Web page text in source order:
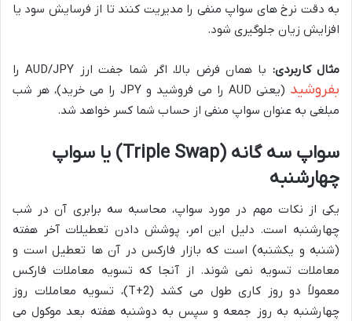
به دقت نرخ های سواپ منفی را مدیریت کنند تا از فرسایش سود یا
افزایش زیان جلوگیری شود.
مثال کاربردی: با همان فرض بالا، اگر شما جفت ارز AUD/JPY را
بفروشید
(یعنی AUD را می فروشید و JPY را می خرید)، هر شب
مبلغی به عنوان سواپ منفی از حساب شما کسر خواهد شد.
سواپ سه گانه (Triple Swap) یا سواپ
چهارشنبه
یکی از نکات مهم در مورد سواپ، محاسبه سه برابری آن در شب
چهارشنبه است. دلیل این امر، پوشش دادن تعطیلات آخر هفته
(شنبه و یکشنبه) است که بازار فارکس در آن ها تعطیل است و
معاملات تسویه نمی شوند. از آنجا که تسویه معاملات فارکس
معمولاً دو روز کاری طول می کشد (T+2)، تسویه معاملات روز
چهارشنبه به روز جمعه و سپس به دوشنبه هفته بعد موکول می